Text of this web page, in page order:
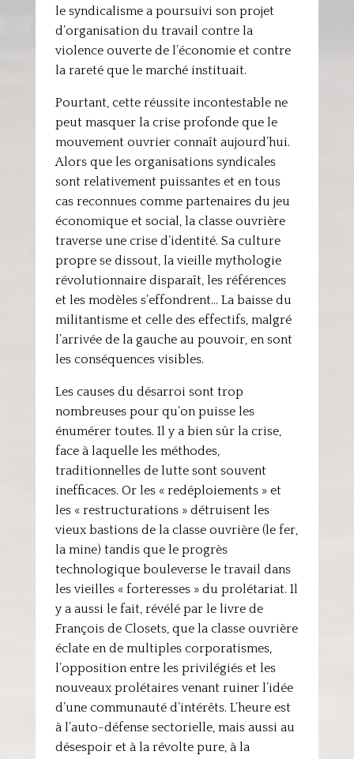
le syndicalisme a poursuivi son projet
d’organisation du travail contre la
violence ouverte de l’économie et contre
la rareté que le marché instituait.
Pourtant, cette réussite incontestable ne
peut masquer la crise profonde que le
mouvement ouvrier connaît aujourd’hui.
Alors que les organisations syndicales
sont relativement puissantes et en tous
cas reconnues comme partenaires du jeu
économique et social, la classe ouvrière
traverse une crise d’identité. Sa culture
propre se dissout, la vieille mythologie
révolutionnaire disparaît, les références
et les modèles s’effondrent… La baisse du
militantisme et celle des effectifs, malgré
l’arrivée de la gauche au pouvoir, en sont
les conséquences visibles.
Les causes du désarroi sont trop
nombreuses pour qu’on puisse les
énumérer toutes. Il y a bien sûr la crise,
face à laquelle les méthodes,
traditionnelles de lutte sont souvent
inefficaces. Or les « redéploiements » et
les « restructurations » détruisent les
vieux bastions de la classe ouvrière (le fer,
la mine) tandis que le progrès
technologique bouleverse le travail dans
les vieilles « forteresses » du prolétariat. Il
y a aussi le fait, révélé par le livre de
François de Closets, que la classe ouvrière
éclate en de multiples corporatismes,
l’opposition entre les privilégiés et les
nouveaux prolétaires venant ruiner l’idée
d’une communauté d’intérêts. L’heure est
à l’auto-défense sectorielle, mais aussi au
désespoir et à la révolte pure, à la